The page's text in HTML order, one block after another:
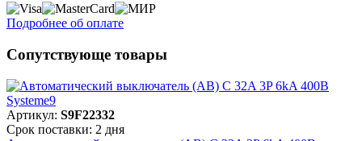
Подробнее об оплате
Сопутствующе товары
Артикул: S9F22332
Срок поставки: 2 дня